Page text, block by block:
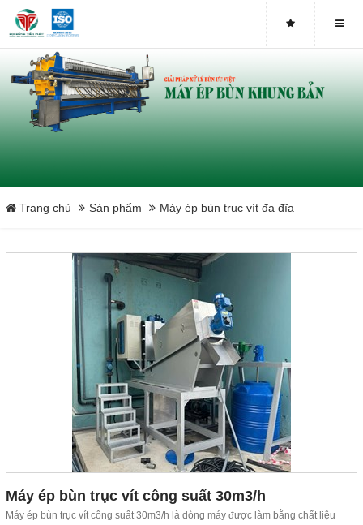
Máy ép bùn trục vít DDTP-MSP-251
Máy ép bùn trục vít DDTP-MSP-252
Máy ép bùn trục vít DDTP-MSP-253
Máy ép bùn trục vít DDTP-MSP-302
Máy ép bùn trục vít DDTP-MSP-401
Máy ép bùn trục vít DDTP-MSP-402
Máy ép bùn trục vít DDTP-MSP-403
Máy ép bùn trục vít DDTP-MSP-404
Trang chủ Sản phẩm Máy ép bùn trục vít đa đĩa
Máy ép bùn trục vít công suất 30m3/h
Máy ép bùn trục vít công suất 30m3/h là dòng máy được làm bằng chất liệu